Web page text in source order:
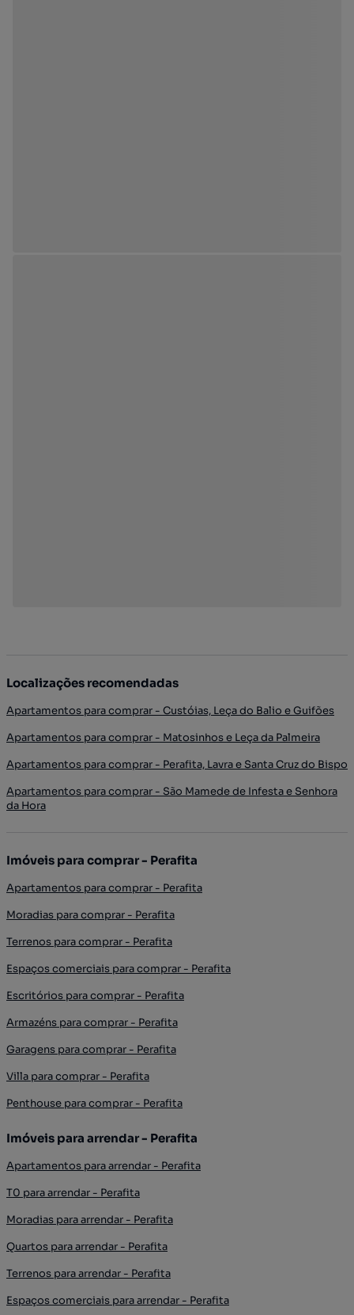
Localizações recomendadas
Apartamentos para comprar - Custóias, Leça do Balio e Guifões
Apartamentos para comprar - Matosinhos e Leça da Palmeira
Apartamentos para comprar - Perafita, Lavra e Santa Cruz do Bispo
Apartamentos para comprar - São Mamede de Infesta e Senhora
da Hora
Imóveis para comprar - Perafita
Apartamentos para comprar - Perafita
Moradias para comprar - Perafita
Terrenos para comprar - Perafita
Espaços comerciais para comprar - Perafita
Escritórios para comprar - Perafita
Armazéns para comprar - Perafita
Garagens para comprar - Perafita
Villa para comprar - Perafita
Penthouse para comprar - Perafita
Imóveis para arrendar - Perafita
Apartamentos para arrendar - Perafita
T0 para arrendar - Perafita
Moradias para arrendar - Perafita
Quartos para arrendar - Perafita
Terrenos para arrendar - Perafita
Espaços comerciais para arrendar - Perafita